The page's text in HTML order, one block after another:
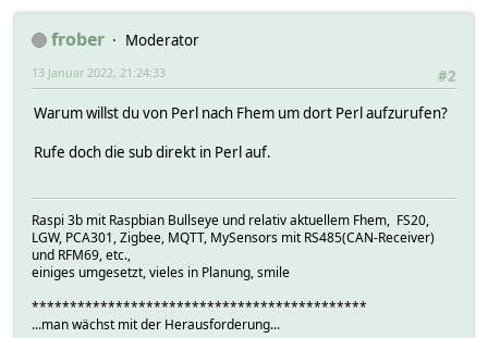
frober
Moderator
#2
13 Januar 2022, 21:24:33
Warum willst du von Perl nach Fhem um dort Perl aufzurufen?
Rufe doch die sub direkt in Perl auf.
Raspi 3b mit Raspbian Bullseye und relativ aktuellem Fhem, FS20,
LGW, PCA301, Zigbee, MQTT, MySensors mit RS485(CAN-Receiver)
und RFM69, etc.,
einiges umgesetzt, vieles in Planung, smile
********************************************
...man wächst mit der Herausforderung...